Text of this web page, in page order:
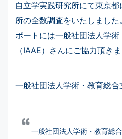
自立学実践研究所にて東京
所の全数調査をいたしまし
ポートには一般社団法人学
（IAAE）さんにご協力頂きま
一般社団法人学術・教育総合
一般社団法人学術・教育総